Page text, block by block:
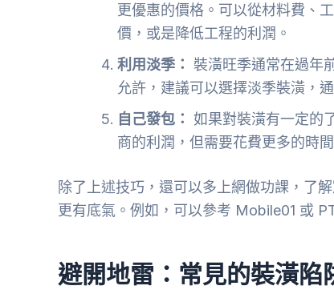
更優惠的價格。可以從材料費、
價，或是降低工程的利潤。
利用淡季：
裝潢旺季通常在過年
允許，建議可以選擇淡季裝潢，
自己發包： 如果對裝潢有一定的
商的利潤，但需要花費更多的時
除了上述技巧，還可以多上網做功課，了解
更有底氣。例如，可以參考 Mobile01 或
避開地雷：常見的裝潢陷